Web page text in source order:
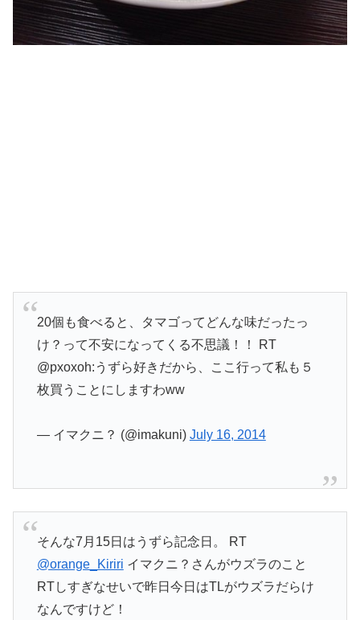
20個も食べると、タマゴってどんな味だったっ
け？って不安になってくる不思議！！ RT
@pxoxoh:うずら好きだから、ここ行って私も５
枚買うことにしますわww
— イマクニ？ (@imakuni) July 16, 2014
そんな7月15日はうずら記念日。 RT
@orange_Kiriri イマクニ？さんがウズラのこと
RTしすぎなせいで昨日今日はTLがウズラだらけ
なんですけど！